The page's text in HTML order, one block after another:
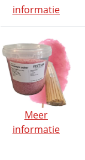
informatie
Meer
informatie